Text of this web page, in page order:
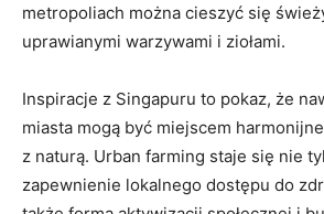
metropoliach⁢ można ⁢cieszyć się
uprawianymi warzywami i ziołami.
Inspiracje z Singapuru to pokaz, że
miasta mogą być miejscem
z naturą. ⁤Urban farming ‍staje ⁢się nie
zapewnienie lokalnego dostępu do